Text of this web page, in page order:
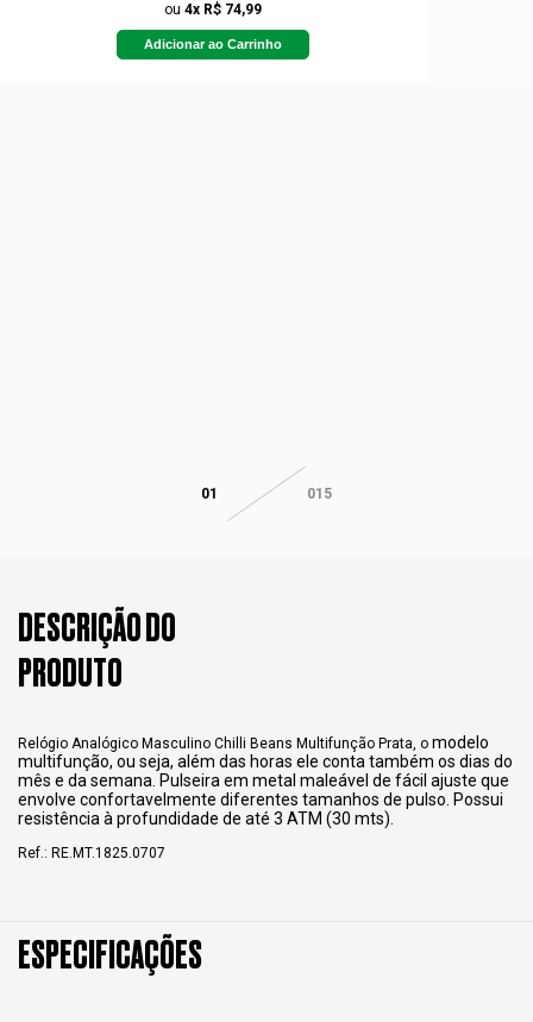
ou 4x R$ 74,99
Adicionar ao Carrinho
01 015
DESCRIÇÃO DO
PRODUTO
Relógio Analógico Masculino Chilli Beans Multifunção Prata, o modelo
multifunção, ou seja, além das horas ele conta também os dias do
mês e da semana. Pulseira em metal maleável de fácil ajuste que
envolve confortavelmente diferentes tamanhos de pulso. Possui
resistência à profundidade de até 3 ATM (30 mts).
Ref.: RE.MT.1825.0707
ESPECIFICAÇÕES